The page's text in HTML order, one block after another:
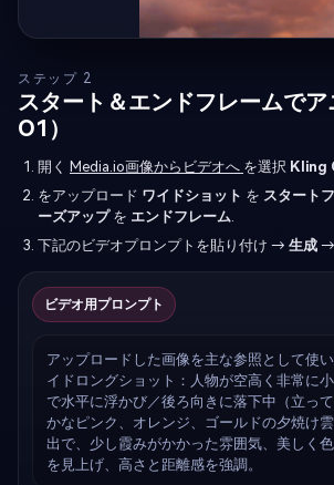
ステップ 2
スタート＆エンドフレームで
O1）
開く Media.io画像からビデオへ を選択 Kling
をアップロード ワイドショット を スタート
ーズアップを エンドフレーム
下記のビデオプロンプトを貼り付け → 生成 →
ビデオ用プロンプト
アップロードした画像を主な参照として使
イドロングショット：人物が空高く非常に
で水平に浮かび／後ろ向きに落下中（立っ
かなピンク、オレンジ、ゴールドの夕焼け
出で、少し霞みがかかった雰囲気、美しく
を見上げ、高さと距離感を強調。